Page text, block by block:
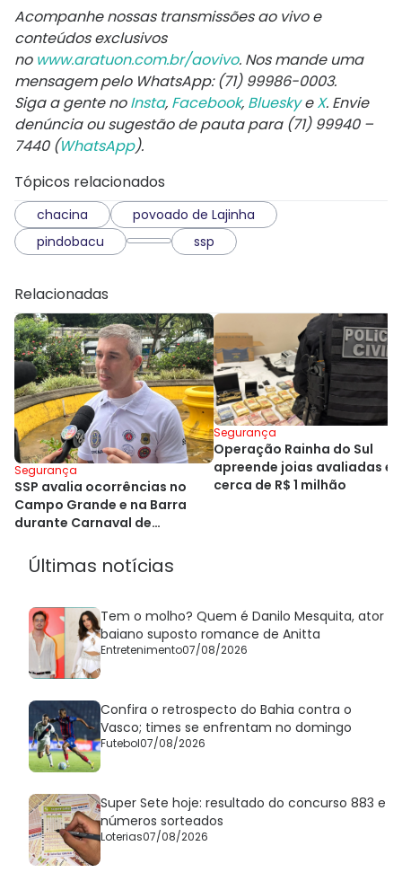
Acompanhe nossas transmissões ao vivo e
conteúdos exclusivos
no www.aratuon.com.br/aovivo. Nos mande uma
mensagem pelo WhatsApp: (71) 99986-0003.
Siga a gente noInsta, Facebook, BlueskyeX. Envie
denúncia ou sugestão de pauta para (71) 99940 –
7440 (WhatsApp).
Tópicos relacionados
chacina
povoado de Lajinha
pindobacu
ssp
Relacionadas
Segurança
SSP avalia ocorrências no
Campo Grande e na Barra
durante Carnaval de
Segurança
Operação Rainha do Sul
apreende joias avaliadas
cerca de R$ 1 milhão
Últimas notícias
Tem o molho? Quem é Danilo Mesquita, ator
baiano suposto romance de Anitta
Entretenimento07/08/2026
Confira o retrospecto do Bahia contra o
Vasco; times se enfrentam no domingo
Futebol07/08/2026
Super Sete hoje: resultado do concurso 883 e
números sorteados
Loterias07/08/2026